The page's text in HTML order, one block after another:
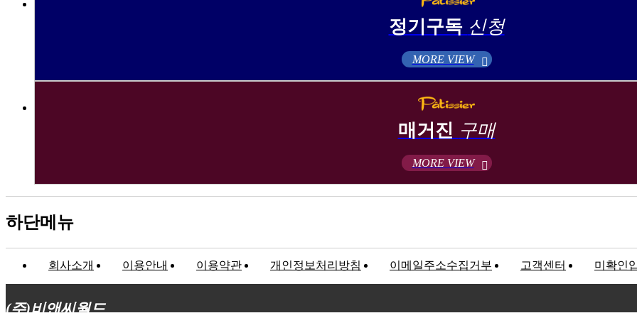
정기구독 신청
MORE VIEW
매거진 구매
MORE VIEW
하단메뉴
회사소개 이용안내 이용약관 개인정보처리방침 이메일주소수집거부 고객센터 미확인
(주)비앤씨월드